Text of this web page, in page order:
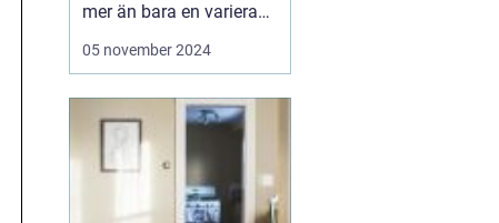
mer än bara en varierad
samling av pittoreska
pulserande stadsliv; det
är en inspirationskälla
för artister och kreatörer
av alla slag. I synne...
05 november 2024